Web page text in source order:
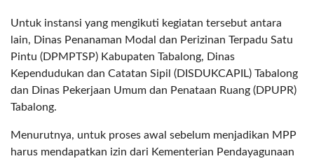
Untuk instansi yang mengikuti kegiatan tersebut antara
lain, Dinas Penanaman Modal dan Perizinan Terpadu Satu
Pintu (DPMPTSP) Kabupaten Tabalong, Dinas
Kependudukan dan Catatan Sipil (DISDUKCAPIL) Tabalong
dan Dinas Pekerjaan Umum dan Penataan Ruang (DPUPR)
Tabalong.
Menurutnya, untuk proses awal sebelum menjadikan MPP
harus mendapatkan izin dari Kementerian Pendayagunaan